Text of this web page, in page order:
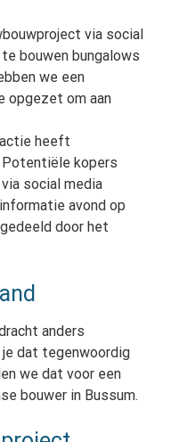
via social
bouwen bungalows
we een
opgezet om aan
heeft
kopers
social media
avond op
door het
anders
dat tegenwoordig
we dat voor een
bouwer in Bussum.